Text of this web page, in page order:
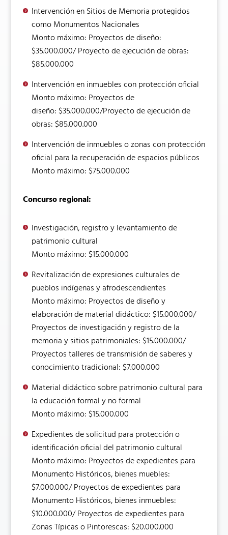
Intervención en Sitios de Memoria protegidos
como Monumentos Nacionales
Monto máximo: Proyectos de diseño:
$35.000.000/ Proyecto de ejecución de obras:
$85.000.000
Intervención en inmuebles con protección oficial
Monto máximo: Proyectos de
diseño: $35.000.000/Proyecto de ejecución de
obras: $85.000.000
Intervención de inmuebles o zonas con protección
oficial para la recuperación de espacios públicos
Monto máximo: $75.000.000
Concurso regional:
Investigación, registro y levantamiento de
patrimonio cultural
Monto máximo: $15.000.000
Revitalización de expresiones culturales de
pueblos indígenas y afrodescendientes
Monto máximo: Proyectos de diseño y
elaboración de material didáctico: $15.000.000/
Proyectos de investigación y registro de la
memoria y sitios patrimoniales: $15.000.000/
Proyectos talleres de transmisión de saberes y
conocimiento tradicional: $7.000.000
Material didáctico sobre patrimonio cultural para
la educación formal y no formal
Monto máximo: $15.000.000
Expedientes de solicitud para protección o
identificación oficial del patrimonio cultural​
Monto máximo: Proyectos de expedientes para
Monumento Históricos, bienes muebles:
$7.000.000/ Proyectos de expedientes para
Monumento Históricos, bienes inmuebles:
$10.000.000/ Proyectos de expedientes para
Zonas Típicas o Pintorescas: $20.000.000